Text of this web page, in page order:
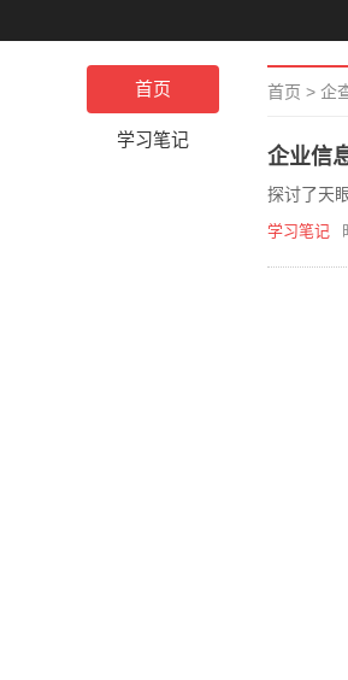
首页
学习笔记
首页 > 企
企业信
探讨了天
学习笔记